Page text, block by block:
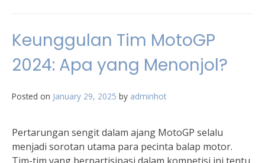
Keunggulan Tim MotoGP
2024: Apa yang Menonjol?
Posted on January 29, 2025 by adminhot
Pertarungan sengit dalam ajang MotoGP selalu
menjadi sorotan utama para pecinta balap motor.